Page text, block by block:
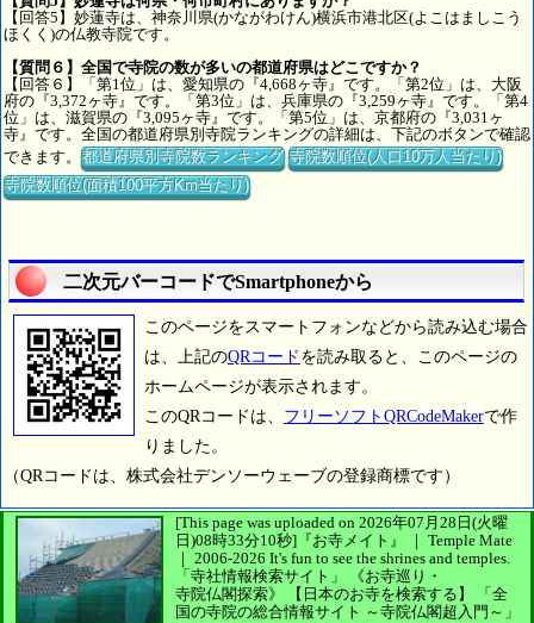
【回答5】妙蓮寺は、神奈川県(かながわけん)横浜市港北区(よこはましこう
ほくく)の仏教寺院です。
【質問６】全国で寺院の数が多いの都道府県はどこですか？
【回答６】「第1位」は、愛知県の『4,668ヶ寺』です。「第2位」は、大阪
府の『3,372ヶ寺』です。「第3位」は、兵庫県の『3,259ヶ寺』です。「第4
位」は、滋賀県の『3,095ヶ寺』です。「第5位」は、京都府の『3,031ヶ
寺』です。全国の都道府県別寺院ランキングの詳細は、下記のボタンで確認
できます。都道府県別寺院数ランキング 寺院数順位(人口10万人当たり)
寺院数順位(面積100平方Km当たり)
二次元バーコードでSmartphoneから
このページをスマートフォンなどから読み込む場合
は、上記のQRコード を読み取ると、このページの
ホームページが表示されます。
このQRコードは、 フリーソフトQRCodeMakerで作
りました。
（QRコードは、株式会社デンソーウェーブの登録商標です）
[This page was uploaded on 2026年07月28日(火曜
日)08時33分10秒] 『お寺メイト』 ｜ Temple Mate
｜ 2006-2026 It's fun to see the shrines and temples.
「寺社情報検索サイト」
《お寺巡り・
寺院仏閣探索》
【日本のお寺を検索する】
「全
国の寺院の総合情報サイト ～寺院仏閣超入門～」